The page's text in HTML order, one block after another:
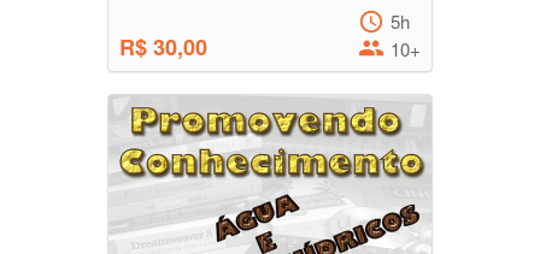
R$ 30,00
5h
10+